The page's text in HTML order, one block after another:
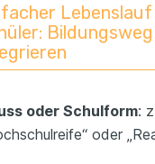
oder Schulform:
oder